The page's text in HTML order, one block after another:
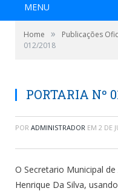
MENU
Home » Publicações
012/2018
PORTARIA Nº
POR ADMINISTRADOR EM 2 DE
O Secretario Municipal
Henrique Da Silva,